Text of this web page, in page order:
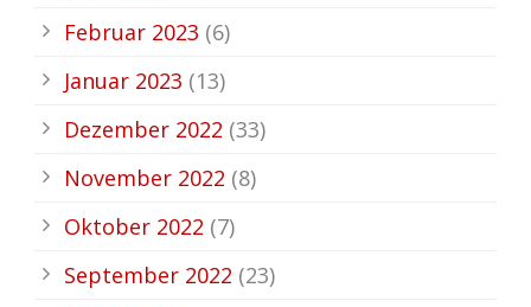
Februar 2023 (6)
Januar 2023 (13)
Dezember 2022 (33)
November 2022 (8)
Oktober 2022 (7)
September 2022 (23)